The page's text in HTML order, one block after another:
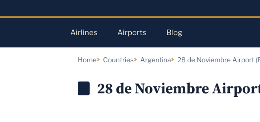
Airlines Airports Blog
Home Countries Argentina 28 de Noviembre Airport
28 de Noviembre